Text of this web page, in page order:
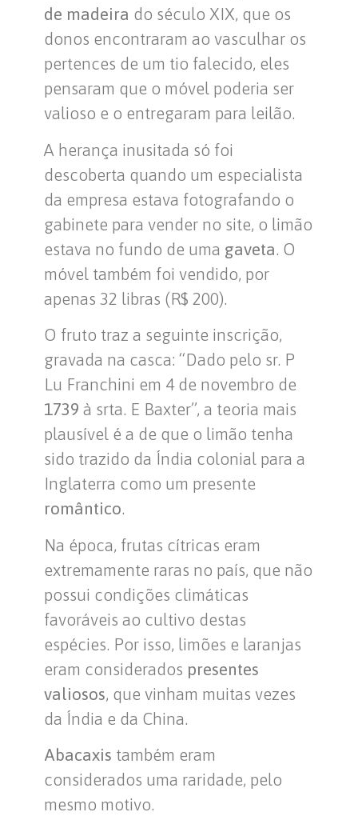
de madeira do século XIX, que os
donos encontraram ao vasculhar os
pertences de um tio falecido, eles
pensaram que o móvel poderia ser
valioso e o entregaram para leilão.
A herança inusitada só foi
descoberta quando um especialista
da empresa estava fotografando o
gabinete para vender no site, o limão
estava no fundo de uma gaveta . O
móvel também foi vendido, por
apenas 32 libras (R$ 200).
O fruto traz a seguinte inscrição,
gravada na casca: “Dado pelo sr. P
Lu Franchini em 4 de novembro de
1739 à srta. E Baxter”, a teoria mais
plausível é a de que o limão tenha
sido trazido da Índia colonial para a
Inglaterra como um presente
romântico.
Na época, frutas cítricas eram
extremamente raras no país, que não
possui condições climáticas
favoráveis ao cultivo destas
espécies. Por isso, limões e laranjas
eram considerados presentes
valiosos, que vinham muitas vezes
da Índia e da China.
Abacaxis também eram
considerados uma raridade, pelo
mesmo motivo.